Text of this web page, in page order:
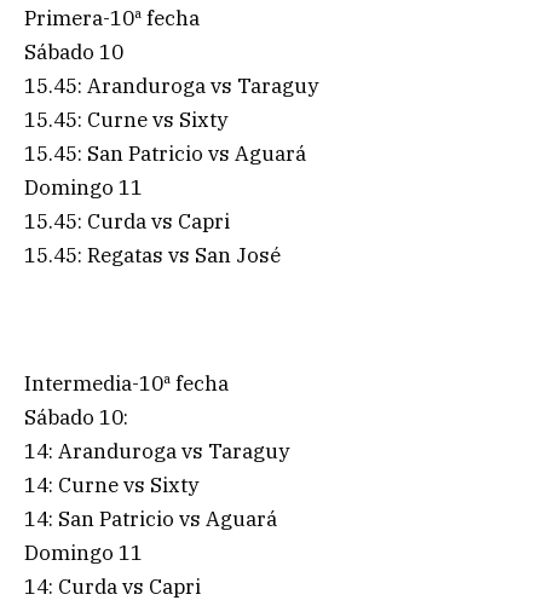
Primera-10ª fecha
Sábado 10
15.45: Aranduroga vs Taraguy
15.45: Curne vs Sixty
15.45: San Patricio vs Aguará
Domingo 11
15.45: Curda vs Capri
15.45: Regatas vs San José
Intermedia-10ª fecha
Sábado 10:
14: Aranduroga vs Taraguy
14: Curne vs Sixty
14: San Patricio vs Aguará
Domingo 11
14: Curda vs Capri